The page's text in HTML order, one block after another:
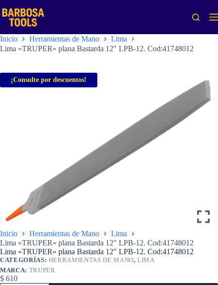
al
contenido
Inicio Herramientas de Mano
Lima
Lima «TRUPER» plana Bastarda 12″ LPB-12. Cod:41748012
¡Consulte por descuentos!
Inicio Herramientas de Mano
Lima
Lima «TRUPER» plana Bastarda 12″ LPB-12. Cod:41748012
Lima «TRUPER» plana Bastarda 12″ LPB-12. Cod:41748012
CATEGORÍAS: HERRAMIENTAS DE MANO,LIMA
MARCA: TRUPER
$ 610